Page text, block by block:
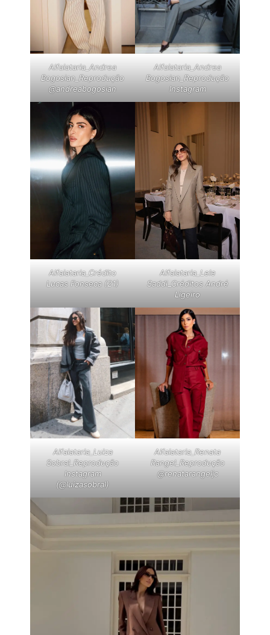
Alfaiataria_Andrea
Bogosian_Reprodução
@andreabogosian
Alfaiataria_Andrea
Bogosian_Reprodução
Instagram
Alfaiataria_Crédito
Lucas Fonseca (21)
Alfaiataria_Lele
Saddi_Créditos André
Ligeiro
Alfaiataria_Luiza
Sobral_Reprodução
Instagram
(@luizasobral)
Alfaiataria_Renata
Rangel_Reprodução
@renatarangeljc